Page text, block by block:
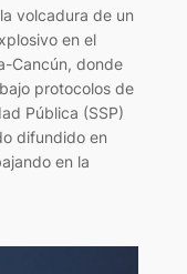
volcadura de un
en el
Cancún, donde
protocolos de
Pública (SSP)
difundido en
en la